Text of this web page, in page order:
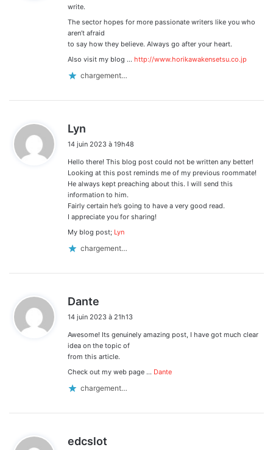
write.
The sector hopes for more passionate writers like you who
aren’t afraid
to say how they believe. Always go after your heart.
Also visit my blog … http://www.horikawakensetsu.co.jp
chargement…
Lyn
t
:
14 juin 2023 à 19h48
Hello there! This blog post could not be written any better!
Looking at this post reminds me of my previous roommate!
He always kept preaching about this. I will send this
information to him.
Fairly certain he’s going to have a very good read.
I appreciate you for sharing!
My blog post; Lyn
chargement…
Dante
t
:
14 juin 2023 à 21h13
Awesome! Its genuinely amazing post, I have got much clear
idea on the topic of
from this article.
Check out my web page … Dante
chargement…
edcslot